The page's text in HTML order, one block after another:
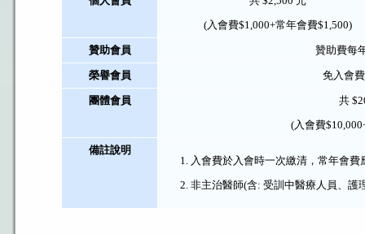
(入會費$1,000+常年會費$1,500)
贊助會員 贊助費每
榮譽會員 免入會
團體會員
共
(入會費
備註說明
入會費於入會時一次繳清，常年會費
非主治醫師(含: 受訓中醫療人員、護